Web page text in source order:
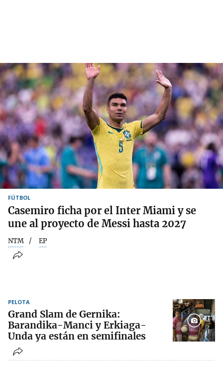
FÚTBOL
Casemiro ficha por el Inter Miami y se
une al proyecto de Messi hasta 2027
NTM EP
PELOTA
Grand Slam de Gernika:
Barandika-Manci y Erkiaga-
Unda ya están en semifinales